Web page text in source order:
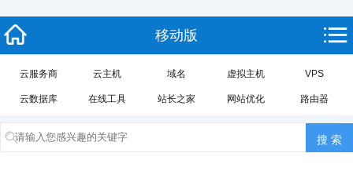
移动版
云服务商 云主机 域名 虚拟主机 VPS
云数据库 在线工具 站长之家 网站优化 路由器